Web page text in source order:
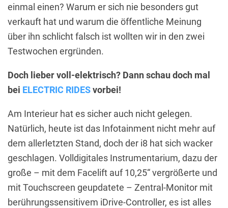
einmal einen? Warum er sich nie besonders gut
verkauft hat und warum die öffentliche Meinung
über ihn schlicht falsch ist wollten wir in den zwei
Testwochen ergründen.
Doch lieber voll-elektrisch? Dann schau doch mal
bei ELECTRIC RIDESvorbei!
Am Interieur hat es sicher auch nicht gelegen.
Natürlich, heute ist das Infotainment nicht mehr auf
dem allerletzten Stand, doch der i8 hat sich wacker
geschlagen. Volldigitales Instrumentarium, dazu der
große – mit dem Facelift auf 10,25“ vergrößerte und
mit Touchscreen geupdatete – Zentral-Monitor mit
berührungssensitivem iDrive-Controller, es ist alles